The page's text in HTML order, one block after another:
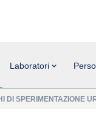
Laboratori
DI SPERIMENTAZIONE